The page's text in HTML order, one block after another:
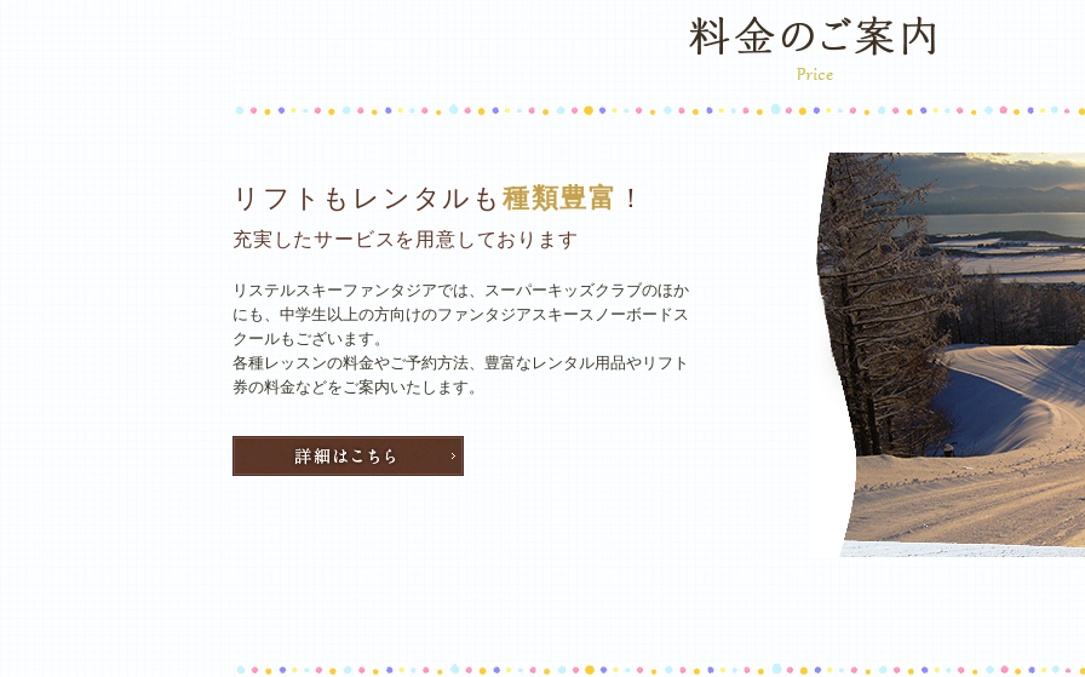
リフトもレンタルも 種類豊富 ！
充実したサービスを用意しております
リステルスキーファンタジアでは、スーパーキッズクラブのほか
にも、中学生以上の方向けのファンタジアスキースノーボードス
クールもございます。
各種レッスンの料金やご予約方法、豊富なレンタル用品やリフト
券の料金などをご案内いたします。